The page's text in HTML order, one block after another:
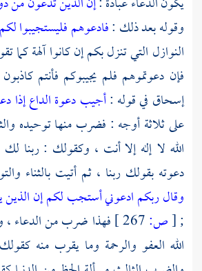
وقوله بعد ذلك :فادعوهم فليستجيبوا لكم
النوازل التي تنزل بكم إن كانوا آلهة كما
فإن دعوتموهم فلم يجيبوكم فأنتم
إسحاق في قوله :أجيب دعوة الداع إذا
على ثلاثة أوجه : فضرب منها توحيده
الله لا إله إلا أنت ، وكقولك : ربنا لك
دعوته بقولك ربنا ، ثم أتيت بالثناء
وقال ربكم ادعوني أستجب لكم إن الذين
;
[ص:
فهذا ضرب من الدعاء ،
الله العفو والرحمة وما يقرب منه